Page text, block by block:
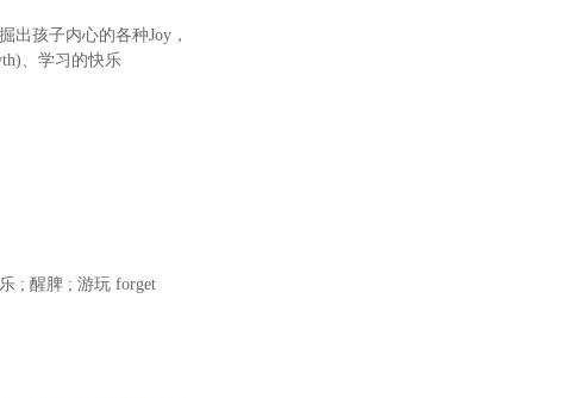
出孩子内心的各种Joy，
、学习的快乐
; 醒脾 ; 游玩 forget